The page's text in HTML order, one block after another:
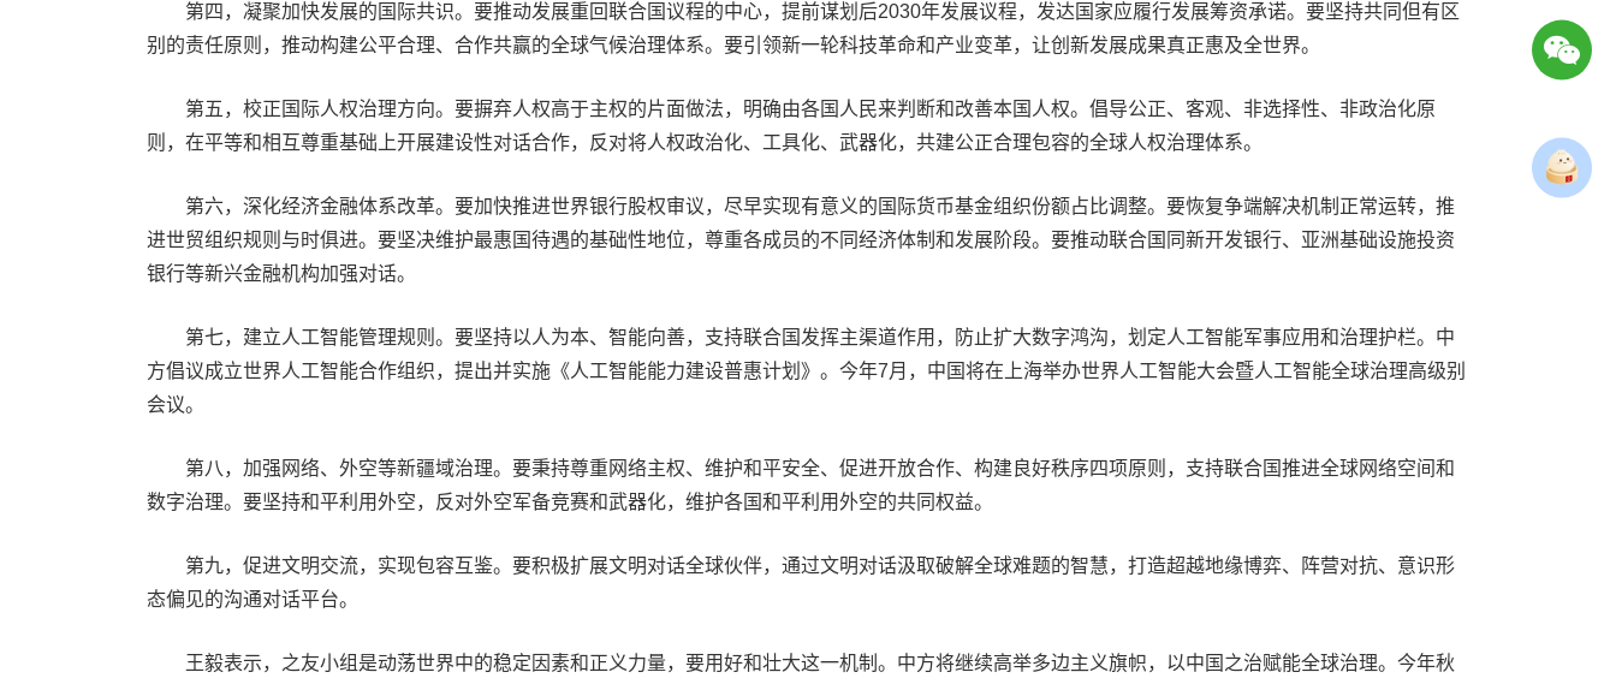
第四，凝聚加快发展的国际共识。要推动发展重回联合国议程的中心，提前谋划后2030年发展议程，发达国家应履行发展筹资承诺。要坚持共同但有区
别的责任原则，推动构建公平合理、合作共赢的全球气候治理体系。要引领新一轮科技革命和产业变革，让创新发展成果真正惠及全世界。
第五，校正国际人权治理方向。要摒弃人权高于主权的片面做法，明确由各国人民来判断和改善本国人权。倡导公正、客观、非选择性、非政治化原
则，在平等和相互尊重基础上开展建设性对话合作，反对将人权政治化、工具化、武器化，共建公正合理包容的全球人权治理体系。
第六，深化经济金融体系改革。要加快推进世界银行股权审议，尽早实现有意义的国际货币基金组织份额占比调整。要恢复争端解决机制正常运转，推
进世贸组织规则与时俱进。要坚决维护最惠国待遇的基础性地位，尊重各成员的不同经济体制和发展阶段。要推动联合国同新开发银行、亚洲基础设施投资
银行等新兴金融机构加强对话。
第七，建立人工智能管理规则。要坚持以人为本、智能向善，支持联合国发挥主渠道作用，防止扩大数字鸿沟，划定人工智能军事应用和治理护栏。中
方倡议成立世界人工智能合作组织，提出并实施《人工智能能力建设普惠计划》。今年7月，中国将在上海举办世界人工智能大会暨人工智能全球治理高级别
会议。
第八，加强网络、外空等新疆域治理。要秉持尊重网络主权、维护和平安全、促进开放合作、构建良好秩序四项原则，支持联合国推进全球网络空间和
数字治理。要坚持和平利用外空，反对外空军备竞赛和武器化，维护各国和平利用外空的共同权益。
第九，促进文明交流，实现包容互鉴。要积极扩展文明对话全球伙伴，通过文明对话汲取破解全球难题的智慧，打造超越地缘博弈、阵营对抗、意识形
态偏见的沟通对话平台。
王毅表示，之友小组是动荡世界中的稳定因素和正义力量，要用好和壮大这一机制。中方将继续高举多边主义旗帜，以中国之治赋能全球治理。今年秋